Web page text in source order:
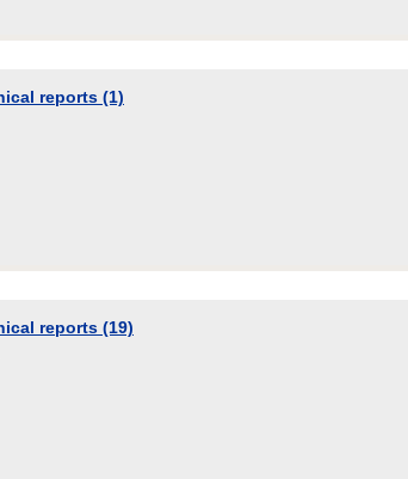
reports (1)
reports (19)